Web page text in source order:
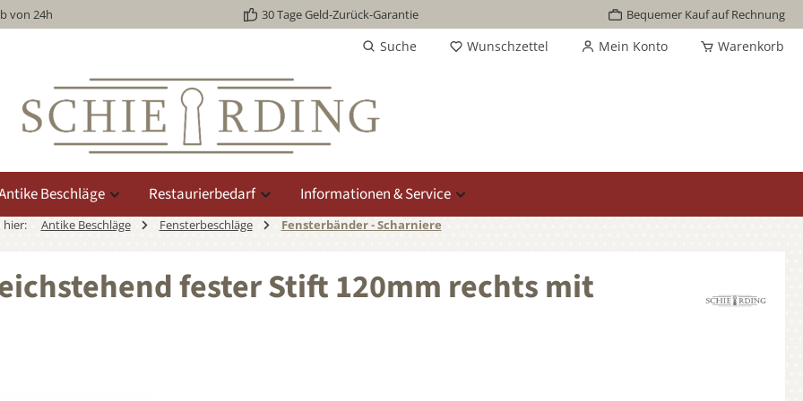
von 24h 30 Tage Geld-Zurück-Garantie Bequemer Kauf auf Rechnung
Suche Wunschzettel Mein Konto Warenkorb
Beschläge Restaurierbedarf Informationen & Service
hier: Antike Beschläge Fensterbeschläge Fensterbänder - Scharniere
fester Stift 120mm rechts mit